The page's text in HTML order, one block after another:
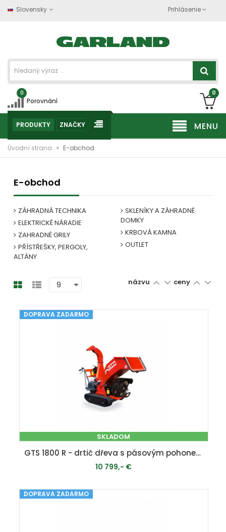
Slovensky Prihlásenie
0
Porovnání
0
MENU
PRODUKTY ZNAČKY
Úvodní strana » E-obchod
E-obchod
ZÁHRADNÁ TECHNIKA
ELEKTRICKÉ NÁRADIE
ZAHRADNÉ GRILY
PŘÍSTŘEŠKY, PERGOLY,
ALTÁNY
SKLENÍKY A ZÁHRADNÉ
DOMKY
KRBOVÁ KAMNA
OUTLET
názvu ceny
DOPRAVA ZADARMO
SKLADOM
GTS 1800 R - drtič dřeva s pásovým pohonem
10 799,- €
PRIDAŤ DO KOŠÍKA
DOPRAVA ZADARMO